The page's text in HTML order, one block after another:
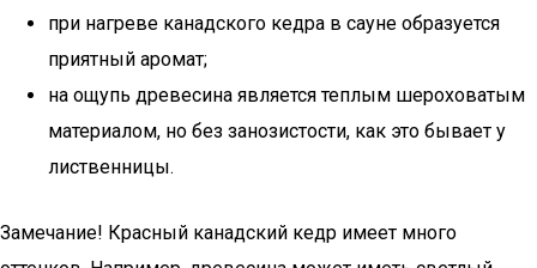
при нагреве канадского кедра в сауне образуется
приятный аромат;
на ощупь древесина является теплым шероховатым
материалом, но без занозистости, как это бывает у
лиственницы.
Замечание! Красный канадский кедр имеет много